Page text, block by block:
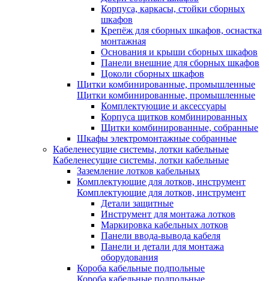
Корпуса, каркасы, стойки сборных
шкафов
Крепёж для сборных шкафов, оснастка
монтажная
Основания и крыши сборных шкафов
Панели внешние для сборных шкафов
Цоколи сборных шкафов
Щитки комбинированные, промышленные
Щитки комбинированные, промышленные
Комплектующие и аксессуары
Корпуса щитков комбинированных
Щитки комбинированные, собранные
Шкафы электромонтажные собранные
Кабеленесущие системы, лотки кабельные
Кабеленесущие системы, лотки кабельные
Заземление лотков кабельных
Комплектующие для лотков, инструмент
Комплектующие для лотков, инструмент
Детали защитные
Инструмент для монтажа лотков
Маркировка кабельных лотков
Панели ввода-вывода кабеля
Панели и детали для монтажа
оборудования
Короба кабельные подпольные
Короба кабельные подпольные